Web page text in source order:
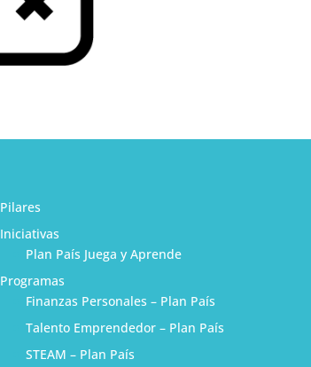
Pilares
Iniciativas
Plan País Juega y Aprende
Programas
Finanzas Personales – Plan País
Talento Emprendedor – Plan País
STEAM – Plan País